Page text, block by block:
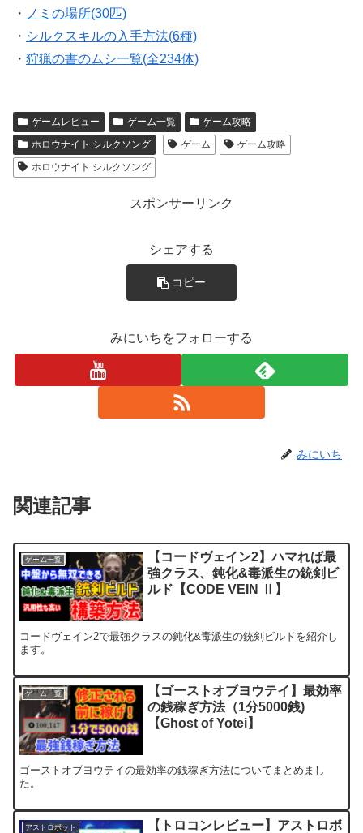
・ ノミの場所(30匹)
・ シルクスキルの入手方法(6種)
・ 狩猟の書のムシ一覧(全234体)
ゲームレビュー ゲーム一覧
ゲーム攻略
ホロウナイト シルクソング
ゲーム
ゲーム攻略
ホロウナイト シルクソング
スポンサーリンク
シェアする
コピー
みにいちをフォローする
みにいち
関連記事
ゲーム一覧
【コードヴェイン2】ハマれば最
強クラス、鈍化&毒派生の銃剣ビ
ルド【CODE VEIN Ⅱ】
コードヴェイン2で最強クラスの鈍化&毒派生の銃剣ビルドを紹介し
ます。
ゲーム一覧
【ゴーストオブヨウテイ】最効率
の銭稼ぎ方法（1分5000銭)
【Ghost of Yotei】
ゴーストオブヨウテイの最効率の銭稼ぎ方法についてまとめまし
た。
アストロボット
【トロコンレビュー】アストロボ